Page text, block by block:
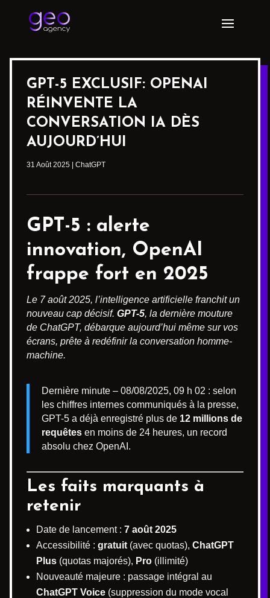
GPT-5 EXCLUSIF: OPENAI
RÉINVENTE LA
CONVERSATION IA DÈS
AUJOURD’HUI
31 Août 2025 ChatGPT
GPT-5 : alerte
innovation, OpenAI
frappe fort en 2025
Le 7 août 2025, l’intelligence artificielle franchit un
nouveau cap décisif. GPT-5, la dernière mouture
de ChatGPT, débarque aujourd’hui même sur vos
écrans, prête à redéfinir la conversation homme-
machine.
Dernière minute – 08/08/2025, 09 h 02 : selon
les chiffres internes communiqués à la presse,
GPT-5 a déjà enregistré plus de 12 millions de
requêtes en moins de 24 heures, un record
absolu chez OpenAI.
Les faits marquants à
retenir
Date de lancement : 7 août 2025
Accessibilité : gratuit (avec quotas), ChatGPT
Plus (quotas majorés), Pro (illimité)
Nouveauté majeure : passage intégral au
ChatGPT Voice (suppression du mode vocal